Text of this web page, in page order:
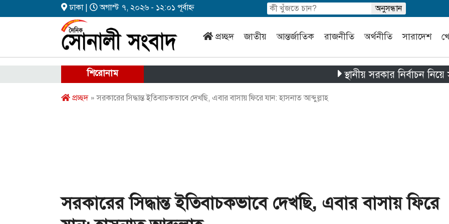
ঢাকা | অগাস্ট ৭, ২০২৬ - ১২:০১ পূর্বাহ্ন
প্রচ্ছদ জাতীয় আন্তর্জাতিক রাজনীতি অর্থনীতি সারাদেশ
শিরোনাম স্থানীয় সরকার নির্বাচন নিয়ে সুস্পষ্ট
প্রচ্ছদ» সরকারের সিদ্ধান্ত ইতিবাচকভাবে দেখছি, এবার বাসায় ফিরে যান: হাসনাত আব্দুল্লাহ
সরকারের সিদ্ধান্ত ইতিবাচকভাবে দেখছি, এবার বাসায় ফিরে